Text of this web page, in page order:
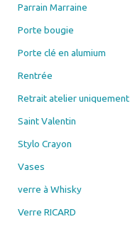
Parrain Marraine
Porte bougie
Porte clé en alumium
Rentrée
Retrait atelier uniquement
Saint Valentin
Stylo Crayon
Vases
verre à Whisky
Verre RICARD